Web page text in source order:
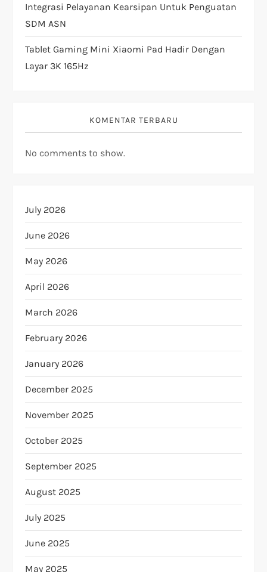
Integrasi Pelayanan Kearsipan Untuk Penguatan
SDM ASN
Tablet Gaming Mini Xiaomi Pad Hadir Dengan
Layar 3K 165Hz
KOMENTAR TERBARU
No comments to show.
July 2026
June 2026
May 2026
April 2026
March 2026
February 2026
January 2026
December 2025
November 2025
October 2025
September 2025
August 2025
July 2025
June 2025
May 2025